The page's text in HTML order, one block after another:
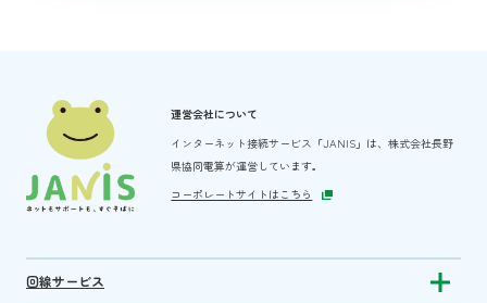
運営会社について
インターネット接続サービス「JANIS」は、株式会社長野
県協同電算が運営しています。
コーポレートサイトはこちら
回線サービス Show